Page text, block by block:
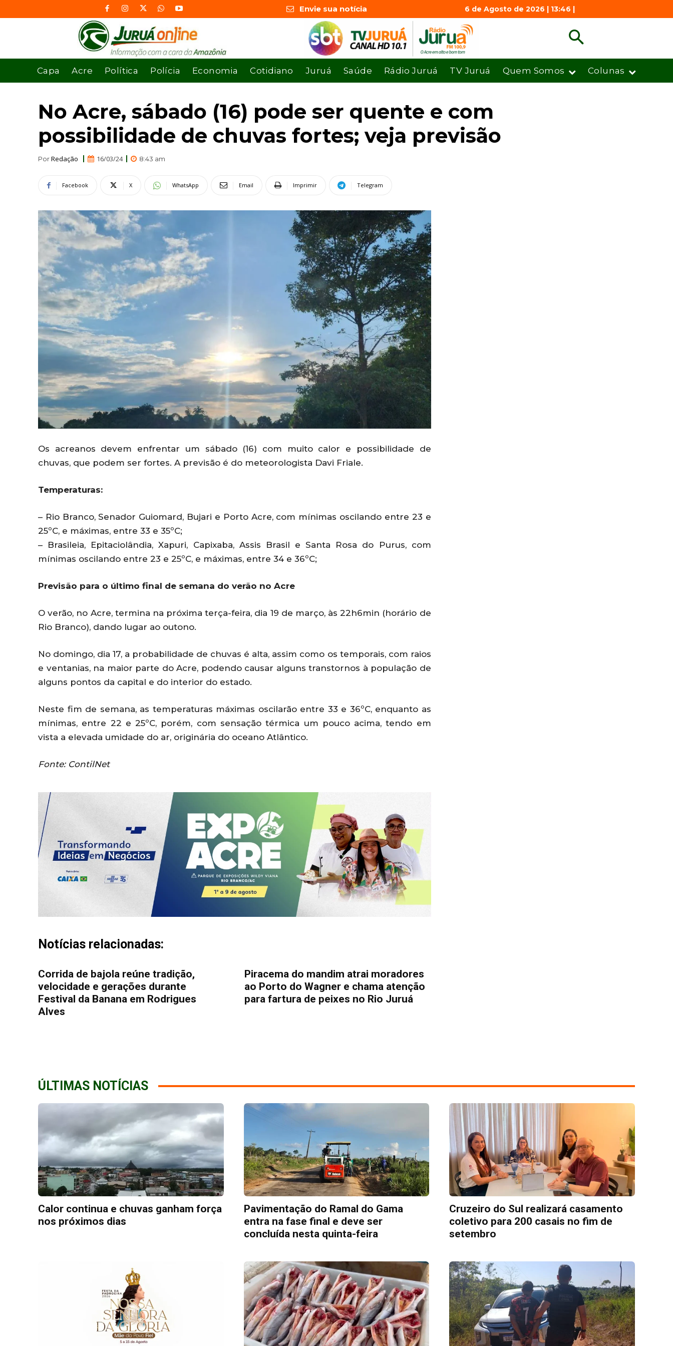
Envie sua notícia 6 de Agosto de 2026 | 13:46 |
Capa Acre Política Polícia Economia Cotidiano Juruá Saúde Rádio Juruá TV Juruá Quem Somos Colunas
No Acre, sábado (16) pode ser quente e com
possibilidade de chuvas fortes; veja previsão
PorRedação 16/03/24 8:43 am
Facebook X WhatsApp Email Imprimir Telegram
Os acreanos devem enfrentar um sábado (16) com muito calor e possibilidade de
chuvas, que podem ser fortes. A previsão é do meteorologista Davi Friale.
Temperaturas:
– Rio Branco, Senador Guiomard, Bujari e Porto Acre, com mínimas oscilando entre 23 e
25ºC, e máximas, entre 33 e 35ºC;
– Brasileia, Epitaciolândia, Xapuri, Capixaba, Assis Brasil e Santa Rosa do Purus, com
mínimas oscilando entre 23 e 25ºC, e máximas, entre 34 e 36ºC;
Previsão para o último final de semana do verão no Acre
O verão, no Acre, termina na próxima terça-feira, dia 19 de março, às 22h6min (horário de
Rio Branco), dando lugar ao outono.
No domingo, dia 17, a probabilidade de chuvas é alta, assim como os temporais, com raios
e ventanias, na maior parte do Acre, podendo causar alguns transtornos à população de
alguns pontos da capital e do interior do estado.
Neste fim de semana, as temperaturas máximas oscilarão entre 33 e 36ºC, enquanto as
mínimas, entre 22 e 25ºC, porém, com sensação térmica um pouco acima, tendo em
vista a elevada umidade do ar, originária do oceano Atlântico.
Fonte: ContilNet
Notícias relacionadas:
Corrida de bajola reúne tradição,
velocidade e gerações durante
Festival da Banana em Rodrigues
Alves
Piracema do mandim atrai moradores
ao Porto do Wagner e chama atenção
para fartura de peixes no Rio Juruá
ÚLTIMAS NOTÍCIAS
Calor continua e chuvas ganham força
nos próximos dias
Pavimentação do Ramal do Gama
entra na fase final e deve ser
concluída nesta quinta-feira
Cruzeiro do Sul realizará casamento
coletivo para 200 casais no fim de
setembro